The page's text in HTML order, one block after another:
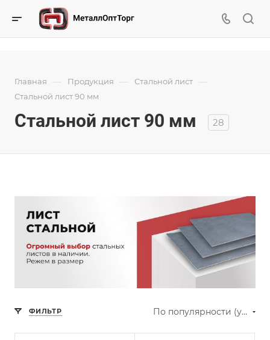
Главная — Продукция — Стальной лист —
Стальной лист 90 мм
Стальной лист 90 мм 28
ФИЛЬТР По популярности (убывание)